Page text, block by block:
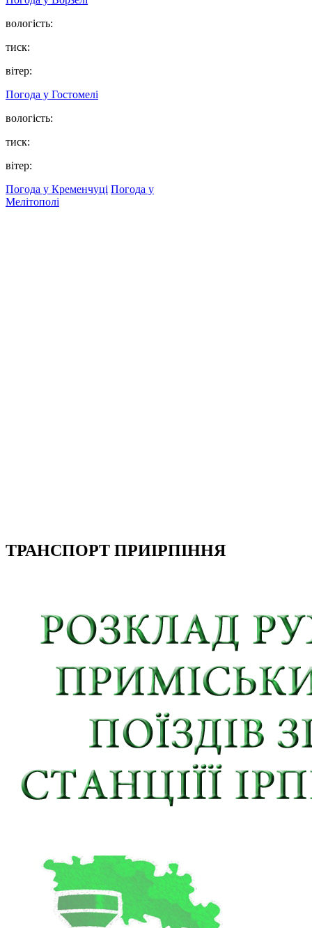
вологість:
тиск:
вітер:
Погода у Гостомелі
вологість:
тиск:
вітер:
Погода у Кременчуці Погода у
Мелітополі
ТРАНСПОРТ ПРИІРПІННЯ